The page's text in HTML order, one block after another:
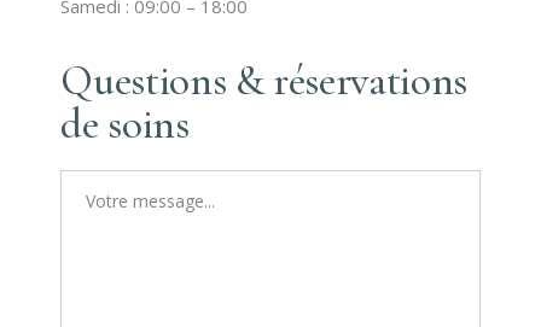
Samedi : 09:00 – 18:00
Questions & réservations
de soins